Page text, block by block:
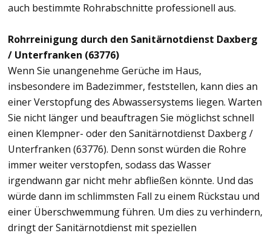
auch bestimmte Rohrabschnitte professionell aus.
Rohrreinigung durch den Sanitärnotdienst Daxberg
/ Unterfranken (63776)
Wenn Sie unangenehme Gerüche im Haus,
insbesondere im Badezimmer, feststellen, kann dies an
einer Verstopfung des Abwassersystems liegen. Warten
Sie nicht länger und beauftragen Sie möglichst schnell
einen Klempner- oder den Sanitärnotdienst Daxberg /
Unterfranken (63776). Denn sonst würden die Rohre
immer weiter verstopfen, sodass das Wasser
irgendwann gar nicht mehr abfließen könnte. Und das
würde dann im schlimmsten Fall zu einem Rückstau und
einer Überschwemmung führen. Um dies zu verhindern,
dringt der Sanitärnotdienst mit speziellen